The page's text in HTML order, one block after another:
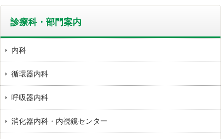
診療科・部門案内
内科
循環器内科
呼吸器内科
消化器内科・内視鏡センター